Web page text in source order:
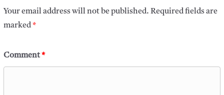
Your email address will not be published. Required fields are
marked*
Comment*